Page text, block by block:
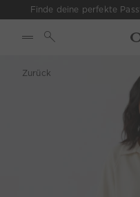
Finde deine perfekte
Zurück